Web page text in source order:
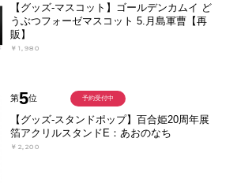
【グッズ-マスコット】ゴールデンカムイ ど
うぶつフォーゼマスコット 5.月島軍曹【再
販】
￥1,980
第5位
【グッズ-スタンドポップ】百合姫20周年展
箔アクリルスタンドE：あおのなち
￥2,200
予約受付中